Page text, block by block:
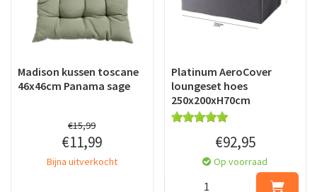
Madison kussen toscane
46x46cm Panama sage
€15,99
€11,99
Bijna uitverkocht
Platinum AeroCover
loungeset hoes
250x200xH70cm
€92,95
Op voorraad